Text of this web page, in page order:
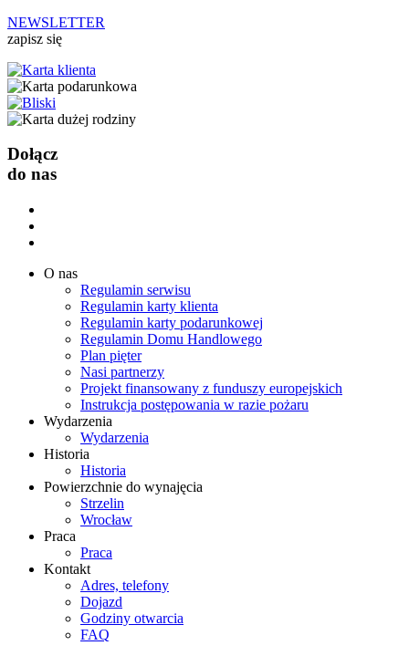
NEWSLETTER
zapisz się
Dołącz
do nas
O nas
Regulamin serwisu
Regulamin karty klienta
Regulamin karty podarunkowej
Regulamin Domu Handlowego
Plan pięter
Nasi partnerzy
Projekt finansowany z funduszy europejskich
Instrukcja postępowania w razie pożaru
Wydarzenia
Wydarzenia
Historia
Historia
Powierzchnie do wynajęcia
Strzelin
Wrocław
Praca
Praca
Kontakt
Adres, telefony
Dojazd
Godziny otwarcia
FAQ